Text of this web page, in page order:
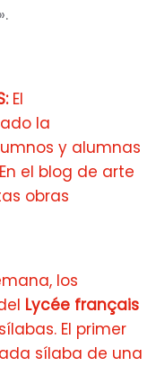
El
la
y alumnas
el blog de arte
obras
los
Lycée français
El primer
sílaba de una